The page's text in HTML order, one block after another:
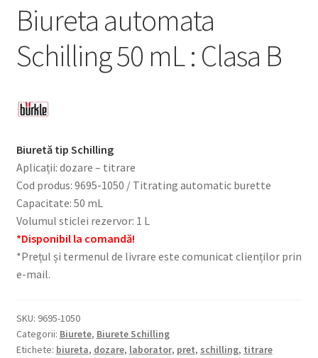
Biureta automata
Schilling 50 mL : Clasa B
Biuretă tip Schilling
Aplicații: dozare – titrare
Cod produs: 9695-1050 / Titrating automatic burette
Capacitate: 50 mL
Volumul sticlei rezervor: 1 L
*Disponibil la comandă!
*Prețul și termenul de livrare este comunicat clienților prin
e-mail.
SKU: 9695-1050
Categorii: Biurete, Biurete Schilling
Etichete: biureta, dozare, laborator, pret, schilling, titrare